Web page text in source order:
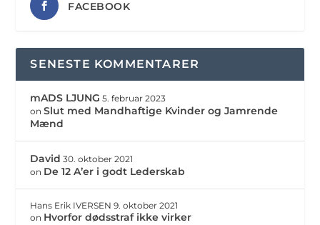
FACEBOOK
SENESTE KOMMENTARER
mADS LJUNG 5. februar 2023
onSlut med Mandhaftige Kvinder og Jamrende
Mænd
David 30. oktober 2021
on De 12 A’er i godt Lederskab
Hans Erik IVERSEN 9. oktober 2021
on Hvorfor dødsstraf ikke virker